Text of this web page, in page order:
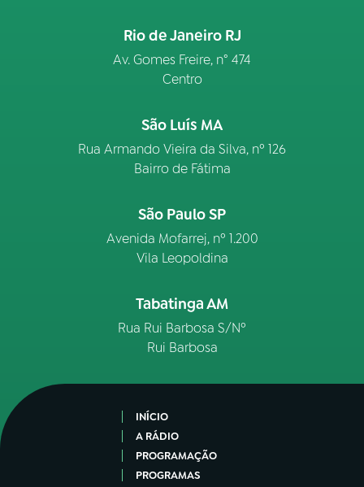
Rio de Janeiro RJ
Av. Gomes Freire, n° 474
Centro
São Luís MA
Rua Armando Vieira da Silva, nº 126
Bairro de Fátima
São Paulo SP
Avenida Mofarrej, nº 1.200
Vila Leopoldina
Tabatinga AM
Rua Rui Barbosa S/Nº
Rui Barbosa
INÍCIO
A RÁDIO
PROGRAMAÇÃO
PROGRAMAS